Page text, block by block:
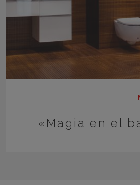
«Magia en el